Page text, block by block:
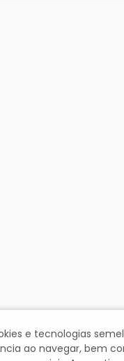
e tecnologias
ao navegar, bem